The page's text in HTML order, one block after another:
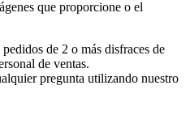
que proporcione o el
de 2 o más disfraces de
de ventas.
pregunta utilizando nuestro